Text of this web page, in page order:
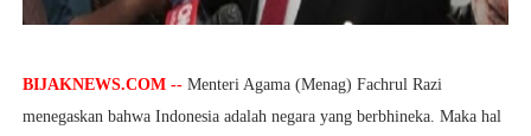
BIJAKNEWS.COM --Menteri Agama (Menag) Fachrul Razi
menegaskan bahwa Indonesia adalah negara yang berbhineka. Maka hal